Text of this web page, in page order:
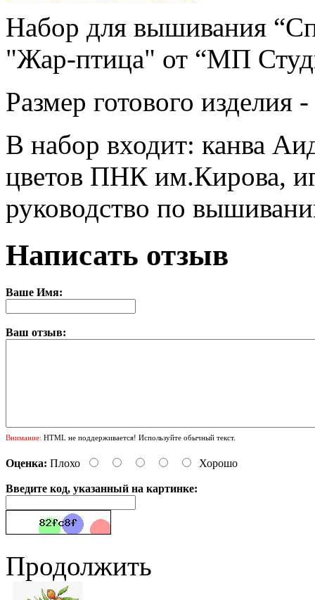
Набор для вышивания
"Жар-птица" от “МП
Размер готового изделия
В набор входит: канва
цветов ПНК им.Кирова,
руководство по
Написать отзыв
Ваше Имя:
Ваш отзыв:
Внимание: HTML не поддерживается! Используйте обычный текст.
Оценка: Плохо Хорошо
Введите код, указанный на картинке:
Продолжить